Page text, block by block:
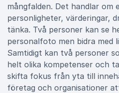
mångfalden. Det handlar om
personligheter, värderingar,
tänka. Två personer kan se
personalfoto men bidra med
Samtidigt kan två personer
helt olika kompetenser och
skifta fokus från yta till
företag och organisationer